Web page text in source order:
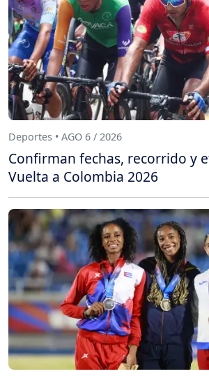
Deportes • AGO 6 / 2026
Confirman fechas, recorrido y
Vuelta a Colombia 2026